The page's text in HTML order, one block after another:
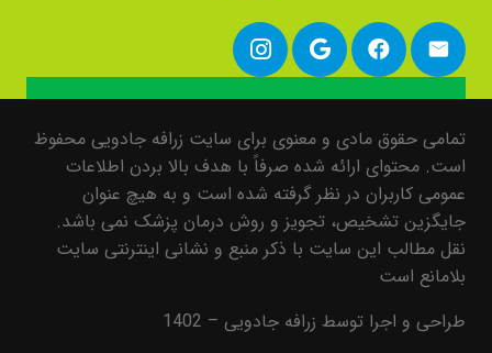
تمامی حقوق مادی و معنوی برای سایت زرافه جادویی محفوظ
است. محتوای ارائه شده صرفاً با هدف بالا بردن اطلاعات
عمومی کاربران در نظر گرفته شده است و به هیچ عنوان
جایگزین تشخیص، تجویز و روش درمان پزشک نمی باشد.
نقل مطالب این سایت با ذکر منبع و نشانی اینترنتی سایت
بلامانع است
طراحی و اجرا توسط زرافه جادویی – 1402